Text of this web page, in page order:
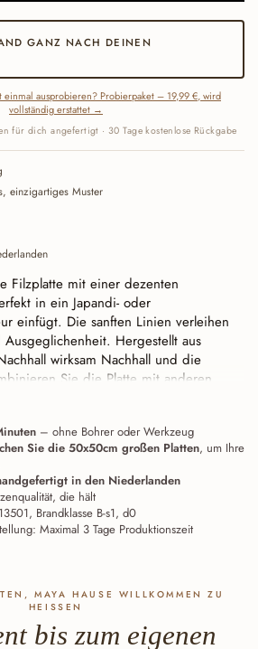
GANZ NACH DEINEN
einmal ausprobieren? Probierpaket – 19,99 €, wird
vollständig erstattet →
für dich angefertigt · 30 Tage kostenlose Rückgabe
einzigartiges Muster
Filzplatte mit einer dezenten
in ein Japandi- oder
einfügt. Die sanften Linien verleihen
Ausgeglichenheit. Hergestellt aus
wirksam Nachhall und die
Sie die Platte mit anderen
Wand zu gestalten.
(Baffle Cut), nahtlos miteinander
exakt an der Fliesenkante.
nahtlos aneinander an – ob
– und wachsen von einem
großen, durchgehenden Wand
Maya lassen sich untereinander
– ohne Bohrer oder Werkzeug
Sie die 50x50cm großen Platten, um Ihre
in den Niederlanden
die hält
Brandklasse B-s1, d0
Maximal 3 Tage Produktionszeit
MAYA HAUSE WILLKOMMEN ZU
HEISSEN
bis zum eigenen